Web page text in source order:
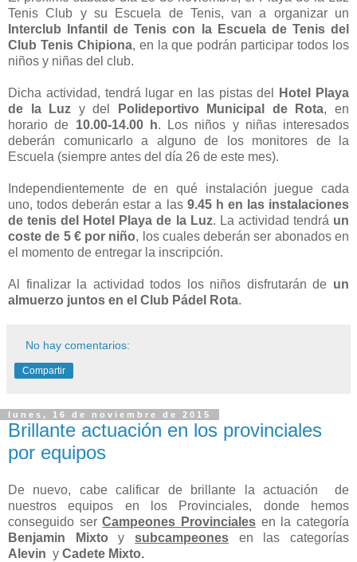
Tenis Club y su Escuela de Tenis, van a organizar un
Interclub Infantil de Tenis con la Escuela de Tenis del
Club Tenis Chipiona, en la que podrán participar todos los
niños y niñas del club.
Dicha actividad, tendrá lugar en las pistas del
Hotel Playa
de la Luz y del Polideportivo Municipal de Rota, en
horario de 10.00-14.00 h. Los niños y niñas interesados
deberán comunicarlo a alguno de los monitores de la
Escuela (siempre antes del día 26 de este mes).
Independientemente de en qué instalación juegue cada
uno, todos deberán estar a las 9.45 h en las instalaciones
de tenis del Hotel Playa de la Luz. La actividad tendrá un
coste de 5 € por niño, los cuales deberán ser abonados en
el momento de entregar la inscripción.
Al finalizar la actividad todos los niños disfrutarán de un
almuerzo juntos en el Club Pádel Rota.
No hay comentarios:
Compartir
lunes, 16 de noviembre de 2015
Brillante actuación en los provinciales
por equipos
De nuevo, cabe calificar de brillante la actuación de
nuestros equipos en los Provinciales, donde hemos
conseguido serCampeones Provinciales en la categoría
Benjamin Mixto ysubcampeones en las categorías
Alevin y Cadete Mixto.